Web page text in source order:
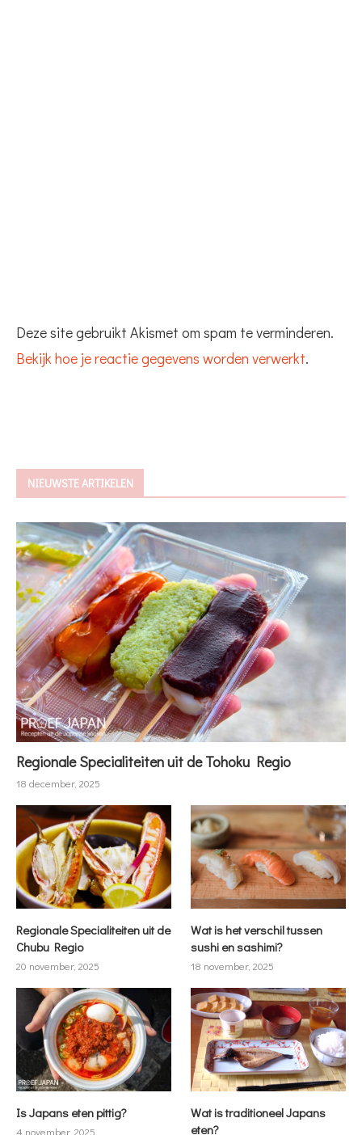
Deze site gebruikt Akismet om spam te verminderen.
Bekijk hoe je reactie gegevens worden verwerkt.
NIEUWSTE ARTIKELEN
Regionale Specialiteiten uit de Tohoku Regio
18 december, 2025
Regionale Specialiteiten uit de
Chubu Regio
20 november, 2025
Wat is het verschil tussen
sushi en sashimi?
18 november, 2025
Is Japans eten pittig?
4 november, 2025
Wat is traditioneel Japans
eten?